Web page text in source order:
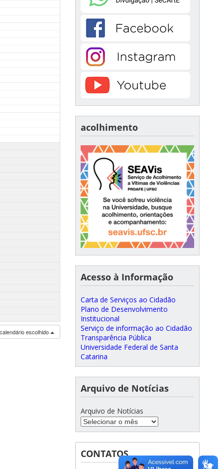
escolhido
acolhimento
Acesso à Informação
Carta de Serviços ao Cidadão
Plano de Desenvolvimento
Institucional
Serviço de informação ao Cidadão
Transparência Pública
Universidade Federal de Santa
Catarina
Arquivo de Notícias
Arquivo de Notícias
CONTATOS